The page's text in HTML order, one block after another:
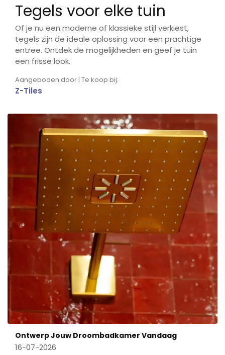
Tegels voor elke tuin
Of je nu een moderne of klassieke stijl verkiest,
tegels zijn de ideale oplossing voor een prachtige
entree. Ontdek de mogelijkheden en geef je tuin
een frisse look.
Aangeboden door | Te koop bij:
Z-Tiles
Ontwerp Jouw Droombadkamer Vandaag
16-07-2026